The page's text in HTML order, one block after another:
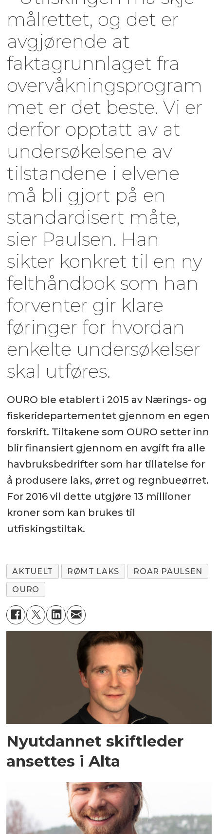
målrettet, og det er
avgjørende at
faktagrunnlaget fra
overvåkningsprogram
met er det beste. Vi er
derfor opptatt av at
undersøkelsene av
tilstandene i elvene
må bli gjort på en
standardisert måte,
sier Paulsen. Han
sikter konkret til en ny
felthåndbok som han
forventer gir klare
føringer for hvordan
enkelte undersøkelser
skal utføres.
OURO ble etablert i 2015 av Nærings- og
fiskeridepartementet gjennom en egen
forskrift. Tiltakene som OURO setter inn
blir finansiert gjennom en avgift fra alle
havbruksbedrifter som har tillatelse for
å produsere laks, ørret og regnbueørret.
For 2016 vil dette utgjøre 13 millioner
kroner som kan brukes til
utfiskingstiltak.
AKTUELT RØMT LAKS
ROAR PAULSEN
OURO
Nyutdannet skiftleder
ansettes i Alta